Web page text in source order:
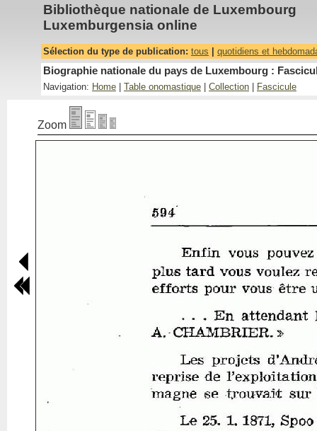
Bibliothèque nationale de Luxembourg
Luxemburgensia online
Sélection du type de publication: tous quotidiens et
Biographie nationale du pays de Luxembourg :
Navigation: Home Table onomastique Collection Fascicule
Zoom